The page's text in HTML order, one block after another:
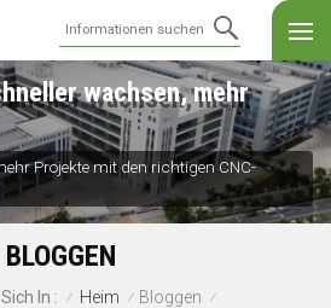
wachsen, mehr
Projekte mit den richtigen CNC-
BLOGGEN
In : / Heim / Bloggen /